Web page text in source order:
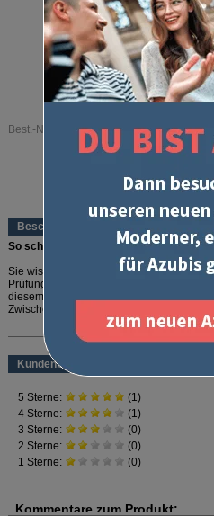
Best.-Nr. 452ZP
Beschreibung
So schlau kann sparen sein!
Sie wissen worauf es ankommt, lernen
Prüfungsvorbereitung. Dann haben wir
diesem Paket steckt das wichtigste
Zwischenprüfungsvorbereitung.
Ihre Vorteile:
Perfekt gepackt
- mit den
Clever gespart- Versandkosten
Exklusiv dazu
- "Wiso to go"
Mit diesem Paket schaffen Sie eine
Zwischenprüfungsvorbereitung:
ab. Dieoriginale IHK-Zwischenprüfung
mehr
Kundenbewertung